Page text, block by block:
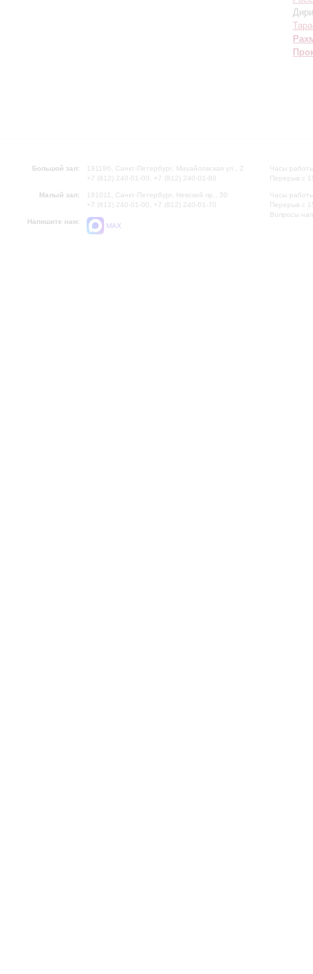
Большой зал:
191186, Санкт-Петербург, Михайловская ул., 2
+7 (812) 240-01-00, +7 (812) 240-01-80
Малый зал:
191011, Санкт-Петербург, Невский пр., 30
+7 (812) 240-01-00, +7 (812) 240-01-70
Напишите нам:
MAX
Часы
Перерыв с
Часы
Перерыв с
Вопросы